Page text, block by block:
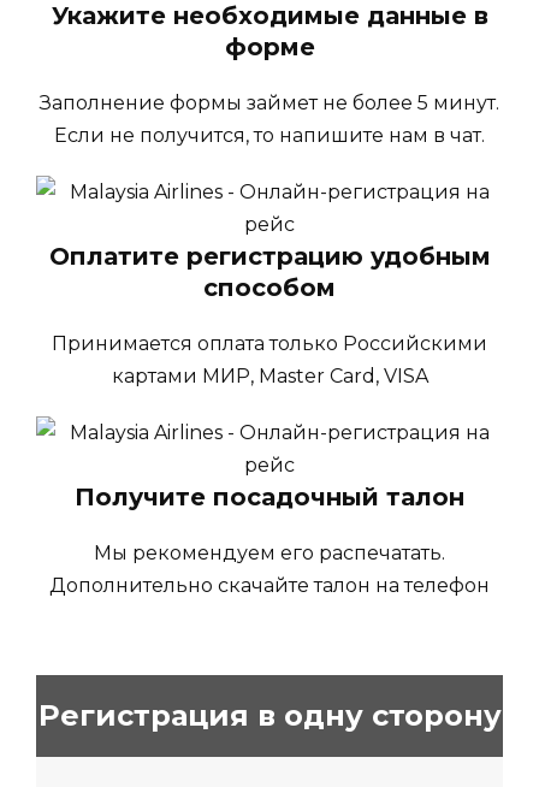
Укажите необходимые данные в
форме
Заполнение формы займет не более 5 минут.
Если не получится, то напишите нам в чат.
Оплатите регистрацию удобным
способом
Принимается оплата только Российскими
картами МИР, Master Card, VISA
Получите посадочный талон
Мы рекомендуем его распечатать.
Дополнительно скачайте талон на телефон
Регистрация в одну сторону